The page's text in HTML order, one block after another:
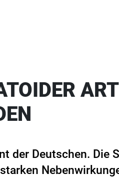
der Deutschen. Die